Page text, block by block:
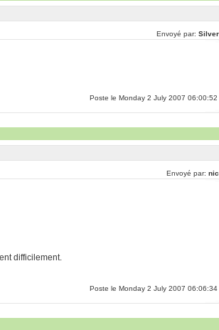
Envoyé par:
Poste le Monday 2 July 2007 06:00:52
Envoyé par:
difficilement.
Poste le Monday 2 July 2007 06:06:34